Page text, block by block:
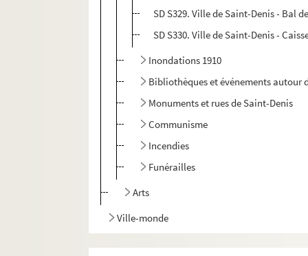
SD S329. Ville de Saint-Denis - Bal
SD S330. Ville de Saint-Denis -
Inondations 1910
Bibliothèques et événements autour
Monuments et rues de Saint-Denis
Communisme
Incendies
Funérailles
Arts
Ville-monde